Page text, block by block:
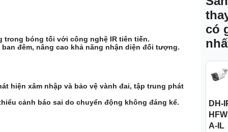
trong bóng tối với công nghệ IR tiên tiến.
đêm, nâng cao khả năng nhận diện đối tượng.
hiện xâm nhập và bảo vệ vành đai, tập trung phát
cảnh báo sai do chuyển động không đáng kể.
có
DH-
A-IL